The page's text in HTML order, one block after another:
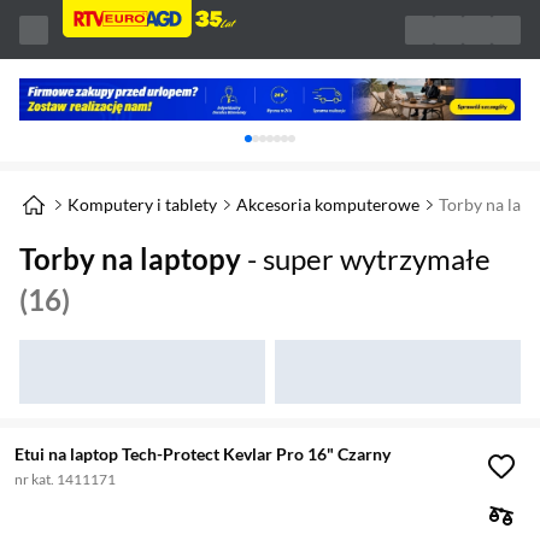
Karuzela z banerami, aktualny element 1 z
Komputery i tablety Akcesoria komputerowe Torby na
Torby na laptopy - super wytrzymałe
(16)
Etui na laptop Tech-Protect Kevlar Pro 16" Czarny
nr kat. 1411171